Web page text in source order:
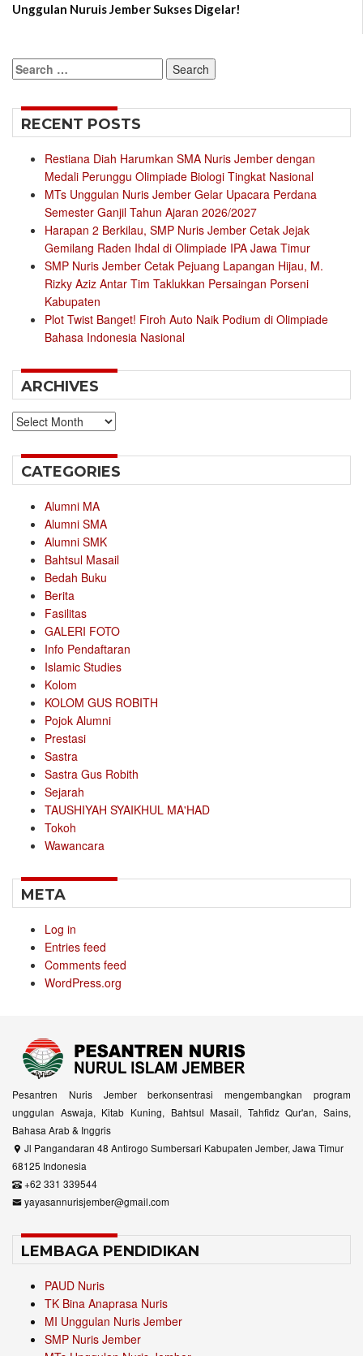
Unggulan Nuruis Jember Sukses Digelar!
Search
for:
RECENT POSTS
Restiana Diah Harumkan SMA Nuris Jember dengan
Medali Perunggu Olimpiade Biologi Tingkat Nasional
MTs Unggulan Nuris Jember Gelar Upacara Perdana
Semester Ganjil Tahun Ajaran 2026/2027
Harapan 2 Berkilau, SMP Nuris Jember Cetak Jejak
Gemilang Raden Ihdal di Olimpiade IPA Jawa Timur
SMP Nuris Jember Cetak Pejuang Lapangan Hijau, M.
Rizky Aziz Antar Tim Taklukkan Persaingan Porseni
Kabupaten
Plot Twist Banget! Firoh Auto Naik Podium di Olimpiade
Bahasa Indonesia Nasional
ARCHIVES
Archives
CATEGORIES
Alumni MA
Alumni SMA
Alumni SMK
Bahtsul Masail
Bedah Buku
Berita
Fasilitas
GALERI FOTO
Info Pendaftaran
Islamic Studies
Kolom
KOLOM GUS ROBITH
Pojok Alumni
Prestasi
Sastra
Sastra Gus Robith
Sejarah
TAUSHIYAH SYAIKHUL MA'HAD
Tokoh
Wawancara
META
Log in
Entries feed
Comments feed
WordPress.org
Pesantren Nuris Jember berkonsentrasi mengembangkan program
unggulan Aswaja, Kitab Kuning, Bahtsul Masail, Tahfidz Qur'an, Sains,
Bahasa Arab & Inggris
Jl Pangandaran 48 Antirogo Sumbersari Kabupaten Jember, Jawa Timur
68125 Indonesia
+62 331 339544
yayasannurisjember@gmail.com
LEMBAGA PENDIDIKAN
PAUD Nuris
TK Bina Anaprasa Nuris
MI Unggulan Nuris Jember
SMP Nuris Jember